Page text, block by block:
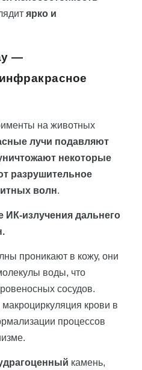
ярко и
—
на животных
лучи подавляют
некоторые
разрушительное
волн.
ИК-излучения дальнего
проникают в кожу, они
воды, что
сосудов.
крови в
процессов
камень,